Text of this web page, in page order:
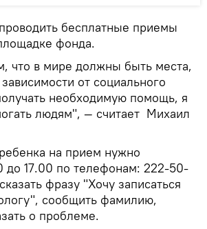
бесплатные приемы
фонда.
что в мире должны быть места,
от социального
необходимую помощь, я
людям", — считает Михаил
на прием нужно
до 17.00 по телефонам: 222-50-
фразу "Хочу записаться
сообщить фамилию,
о проблеме.